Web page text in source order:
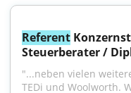
Referent
Steuerberater /
"...neben vielen